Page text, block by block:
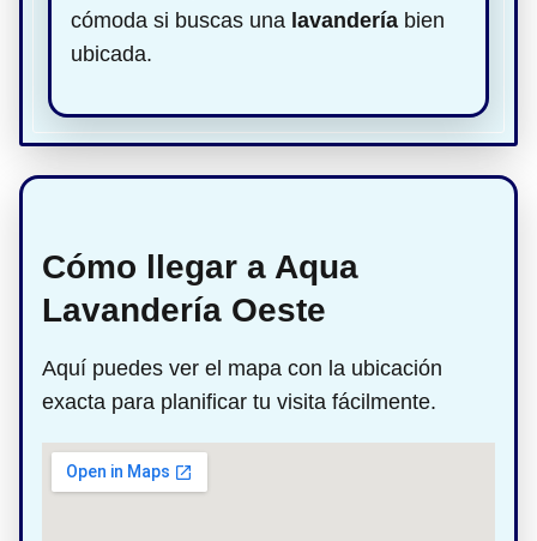
cómoda si buscas una lavandería bien
ubicada.
Cómo llegar a Aqua
Lavandería Oeste
Aquí puedes ver el mapa con la ubicación
exacta para planificar tu visita fácilmente.